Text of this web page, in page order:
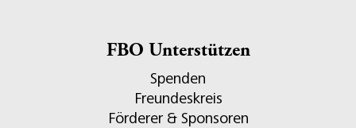
FBO Unterstützen
Spenden
Freundeskreis
Förderer & Sponsoren